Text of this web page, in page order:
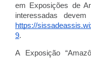
em Exposições de
https://
9.
A Exposição